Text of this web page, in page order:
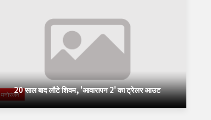
मनोरंजन20 साल बाद लौटे शिवम, 'आवारापन 2' का ट्रेलर आउट